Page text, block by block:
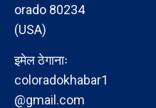
orado 80234
(USA)
इमेल ठेगानाः
coloradokhabar1
@gmail.com